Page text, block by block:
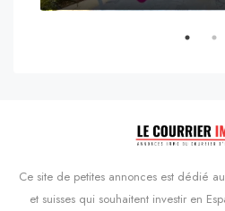
Ce site de petites annonces est dédié
et suisses qui souhaitent investir en